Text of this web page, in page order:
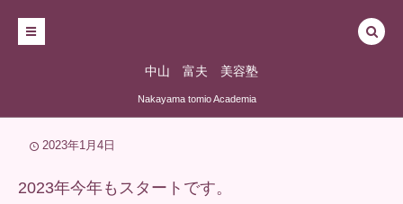
中山 富夫 美容塾
Nakayama tomio Academia
2023年1月4日
2023年今年もスタートです。